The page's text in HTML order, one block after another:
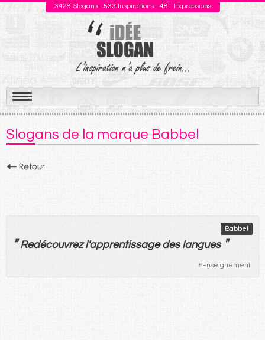
3428 Slogans - 533 Inspirations - 481 Expressions
Aller
au
contenu
Slogans de la marque Babbel
Babbel
" Redécouvrezl'apprentissage des langues "
#Enseignement